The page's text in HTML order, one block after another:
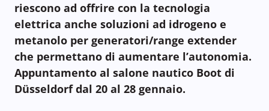
riescono ad offrire con la tecnologia
elettrica anche soluzioni ad idrogeno e
metanolo per generatori/range extender
che permettano di aumentare l’autonomia.
Appuntamento al salone nautico Boot di
Düsseldorf dal 20 al 28 gennaio.